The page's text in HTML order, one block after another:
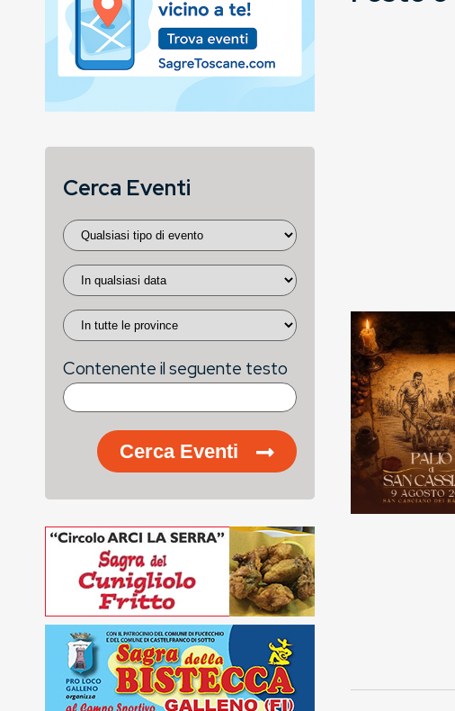
Cerca Eventi
Contenente il seguente testo
Cerca Eventi